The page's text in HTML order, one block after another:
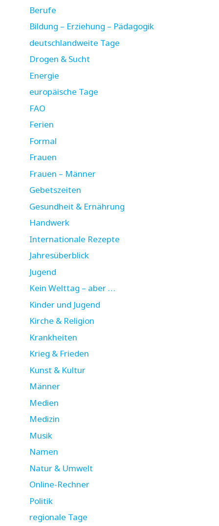
Berufe
Bildung – Erziehung – Pädagogik
deutschlandweite Tage
Drogen & Sucht
Energie
europäische Tage
FAO
Ferien
Formal
Frauen
Frauen – Männer
Gebetszeiten
Gesundheit & Ernährung
Handwerk
Internationale Rezepte
Jahresüberblick
Jugend
Kein Welttag – aber …
Kinder und Jugend
Kirche & Religion
Krankheiten
Krieg & Frieden
Kunst & Kultur
Männer
Medien
Medizin
Musik
Namen
Natur & Umwelt
Online-Rechner
Politik
regionale Tage